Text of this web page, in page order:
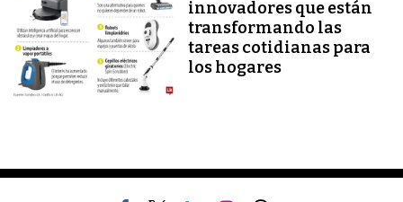
innovadores que están
transformando las
tareas cotidianas para
los hogares